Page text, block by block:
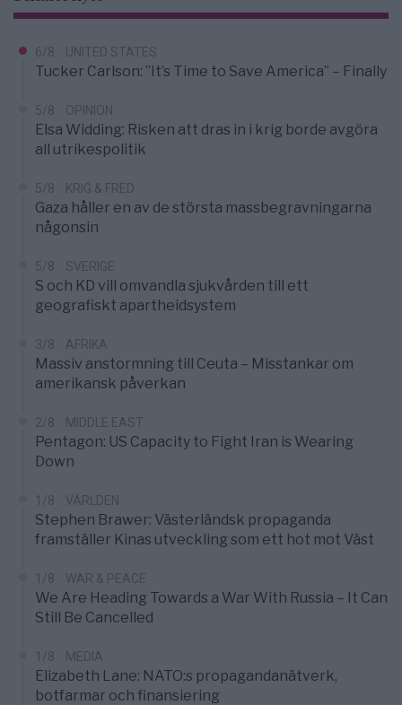
6/8 UNITED STATES
Tucker Carlson: ”It’s Time to Save America” – Finally
5/8 OPINION
Elsa Widding: Risken att dras in i krig borde avgöra
all utrikespolitik
5/8 KRIG & FRED
Gaza håller en av de största massbegravningarna
någonsin
5/8 SVERIGE
S och KD vill omvandla sjukvården till ett
geografiskt apartheidsystem
3/8 AFRIKA
Massiv anstormning till Ceuta – Misstankar om
amerikansk påverkan
2/8 MIDDLE EAST
Pentagon: US Capacity to Fight Iran is Wearing
Down
1/8 VÄRLDEN
Stephen Brawer: Västerländsk propaganda
framställer Kinas utveckling som ett hot mot Väst
1/8 WAR & PEACE
We Are Heading Towards a War With Russia – It Can
Still Be Cancelled
1/8 MEDIA
Elizabeth Lane: NATO:s propagandanätverk,
botfarmar och finansiering